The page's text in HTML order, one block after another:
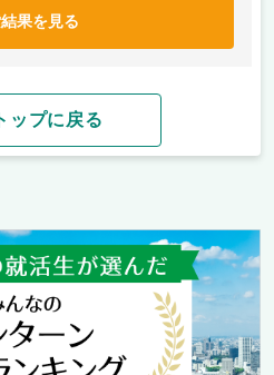
果を見る
ップに戻る